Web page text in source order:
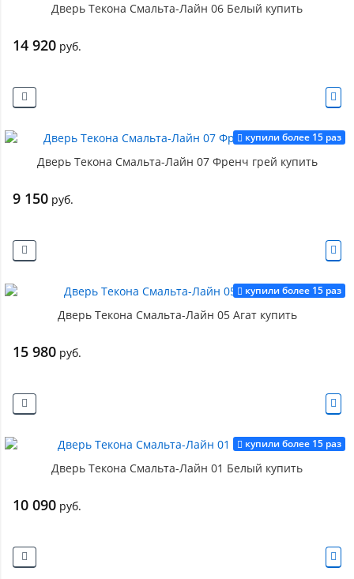
Дверь Текона Смальта-Лайн 06 Белый купить
14 920 руб.
купили более 15 раз
Дверь Текона Смальта-Лайн 07 Френч грей купить
9 150 руб.
купили более 15 раз
Дверь Текона Смальта-Лайн 05 Агат купить
15 980 руб.
купили более 15 раз
Дверь Текона Смальта-Лайн 01 Белый купить
10 090 руб.